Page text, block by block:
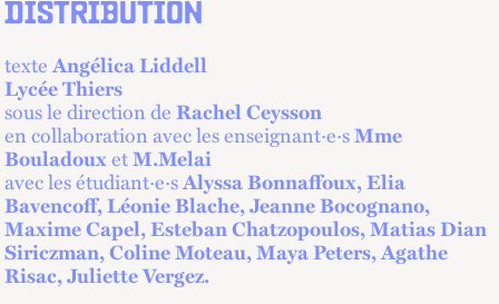
DISTRIBUTION
texteAngélica Liddell
Lycée Thiers
sous le direction deRachel Ceysson
en collaboration avec les enseignant·e·sMme
BouladouxetM.Melai
avec les étudiant·e·sAlyssa Bonnaffoux, Elia
Bavencoff, Léonie Blache, Jeanne Bocognano,
Maxime Capel, Esteban Chatzopoulos, Matias Dian
Siriczman, Coline Moteau, Maya Peters, Agathe
Risac, Juliette Vergez.